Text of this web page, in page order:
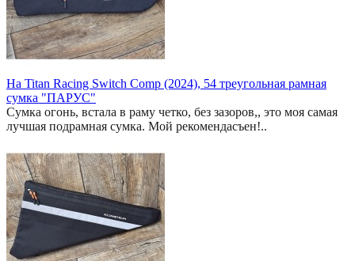
На Titan Racing Switch Comp (2024), 54 треугольная рамная
сумка "ПАРУС"
Сумка огонь, встала в раму четко, без зазоров,, это моя самая
лучшая подрамная сумка. Мой рекомендасъен!..